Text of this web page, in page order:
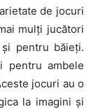
de jocuri
mulți jucători
pentru băieți.
pentru ambele
jocuri au o
la imagini și